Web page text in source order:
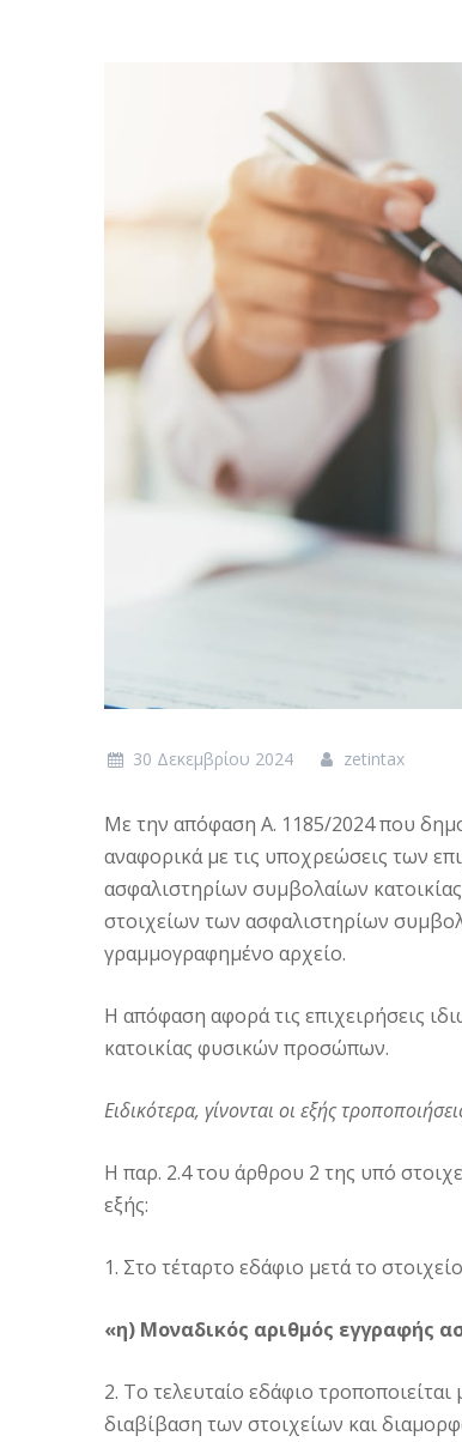
30 Δεκεμβρίου 2024 zetintax
Με την απόφαση Α. 1185/2024 που
αναφορικά με τις υποχρεώσεις των
ασφαλιστηρίων συμβολαίων
στοιχείων των ασφαλιστηρίων
γραμμογραφημένο αρχείο.
Η απόφαση αφορά τις επιχειρήσεις
κατοικίας φυσικών προσώπων.
Ειδικότερα, γίνονται οι εξής
Η παρ. 2.4 του άρθρου 2 της υπό
εξής:
1. Στο τέταρτο εδάφιο μετά το
«η) Μοναδικός αριθμός εγγραφής
2. Το τελευταίο εδάφιο
διαβίβαση των στοιχείων και